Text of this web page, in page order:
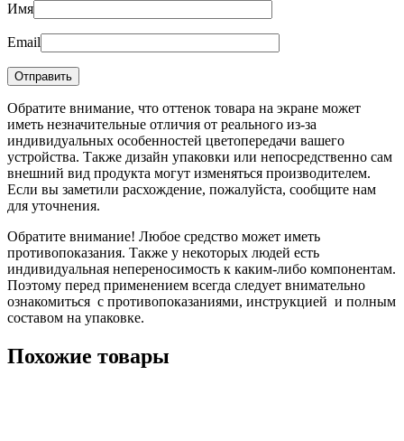
Имя
Email
Обратите внимание, что оттенок товара на экране может
иметь незначительные отличия от реального из-за
индивидуальных особенностей цветопередачи вашего
устройства. Также дизайн упаковки или непосредственно сам
внешний вид продукта могут изменяться производителем.
Если вы заметили расхождение, пожалуйста, сообщите нам
для уточнения.
Обратите внимание! Любое средство может иметь
противопоказания. Также у некоторых людей есть
индивидуальная непереносимость к каким-либо компонентам.
Поэтому перед применением всегда следует внимательно
ознакомиться с противопоказаниями, инструкцией и полным
составом на упаковке.
Похожие товары